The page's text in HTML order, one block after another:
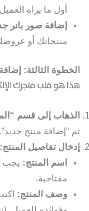
أول ما يراه
إضافة صور بانر
منتجاتك أو
الخطوة الثالثة:
هذا هو قلب متجرك
الذهاب إلى قسم
ثم “إضافة منتج جديد”.
إدخال تفاصيل المنتج:
اسم المنتج: يجب
مفتاحية.
وصف المنتج: